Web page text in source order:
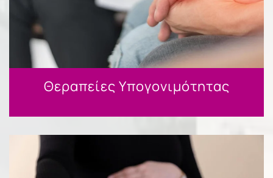
Θεραπείες Υπογονιμότητας